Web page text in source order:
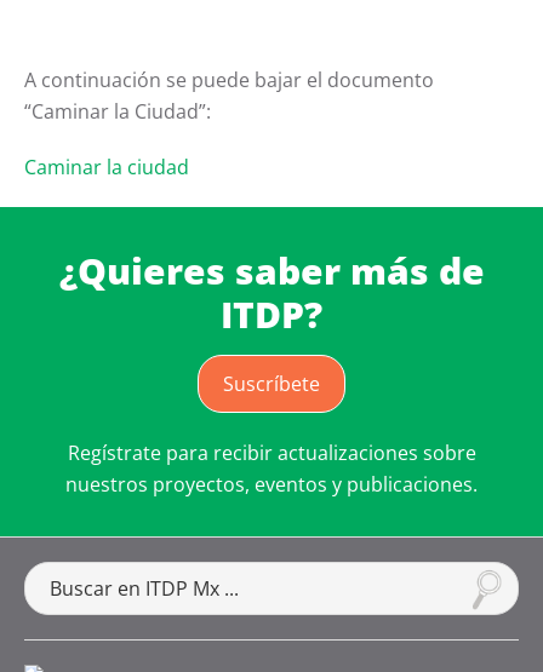
A continuación se puede bajar el documento
“Caminar la Ciudad”:
Caminar la ciudad
¿Quieres saber más de
ITDP?
Suscríbete
Regístrate para recibir actualizaciones sobre
nuestros proyectos, eventos y publicaciones.